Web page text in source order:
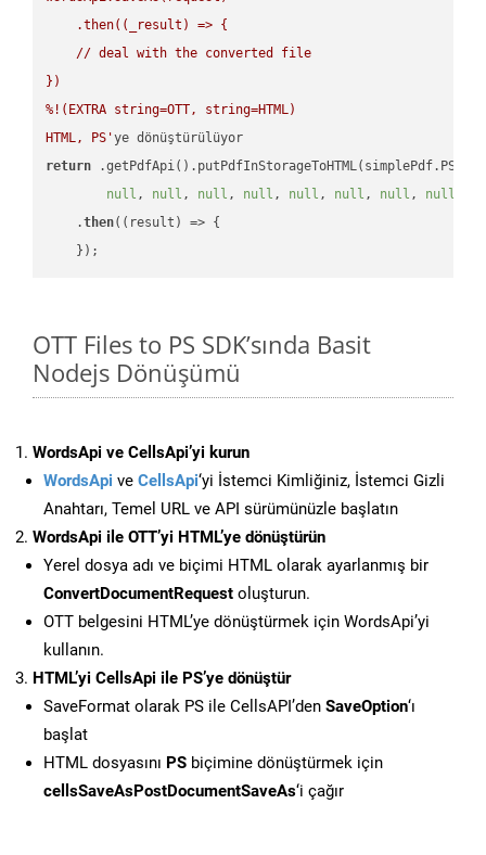
    .then((_result) => {
    // deal with the converted file
})
%!(EXTRA string=OTT, string=HTML)
HTML, PS'
return .getPdfApi().putPdfInStorageToHTML(simplePdf.PS,
null , null , null , null , null , null , null , null
    .
then( (result) => {
OTT Files to PS SDK’sında Basit
Nodejs Dönüşümü
WordsApi ve CellsApi’yi kurun
WordsApi ve CellsApi‘yi İstemci Kimliğiniz, İstemci Gizli
Anahtarı, Temel URL ve API sürümünüzle başlatın
WordsApi ile OTT’yi HTML’ye dönüştürün
Yerel dosya adı ve biçimi HTML olarak ayarlanmış bir
ConvertDocumentRequest oluşturun.
OTT belgesini HTML’ye dönüştürmek için WordsApi’yi
kullanın.
HTML’yi CellsApi ile PS’ye dönüştür
SaveFormat olarak PS ile CellsAPI’den SaveOption‘ı
başlat
HTML dosyasını PS biçimine dönüştürmek için
cellsSaveAsPostDocumentSaveAs‘i çağır